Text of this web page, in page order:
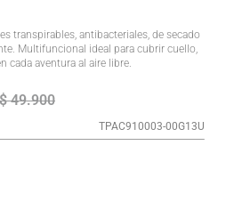
transpirables, antibacteriales, de secado
Multifuncional ideal para cubrir cuello,
cada aventura al aire libre.
49.900
TPAC910003-00G13U